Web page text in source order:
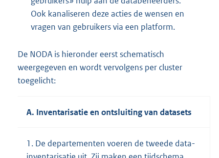
Ook kanaliseren deze acties de wensen en
vragen van gebruikers via een platform.
De NODA is hieronder eerst schematisch
weergegeven en wordt vervolgens per cluster
toegelicht:
A. Inventarisatie en ontsluiting van datasets
1. De departementen voeren de tweede data-